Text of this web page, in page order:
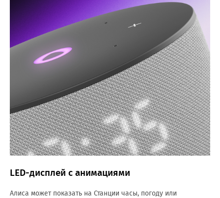
LED-дисплей с анимациями
Алиса может показать на Станции часы, погоду или